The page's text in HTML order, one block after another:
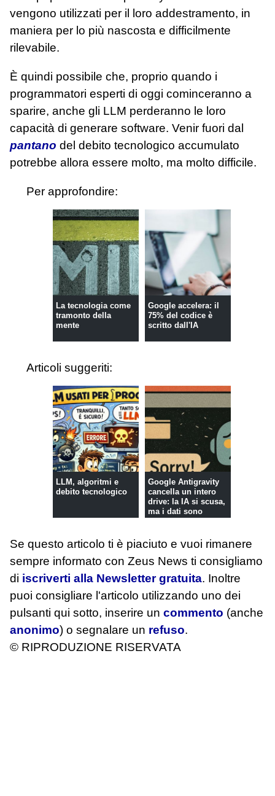
vengono utilizzati per il loro addestramento, in
maniera per lo più nascosta e difficilmente
rilevabile.
È quindi possibile che, proprio quando i
programmatori esperti di oggi cominceranno a
sparire, anche gli LLM perderanno le loro
capacità di generare software. Venir fuori dal
pantano del debito tecnologico accumulato
potrebbe allora essere molto, ma molto difficile.
Per approfondire:
La tecnologia come
tramonto della
mente
Google accelera: il
75% del codice è
scritto dall'IA
Articoli suggeriti:
LLM, algoritmi e
debito tecnologico
Google Antigravity
cancella un intero
drive: la IA si scusa,
ma i dati sono
Se questo articolo ti è piaciuto e vuoi rimanere
sempre informato con Zeus News ti consigliamo
di iscriverti alla Newsletter gratuita. Inoltre
puoi consigliare l'articolo utilizzando uno dei
pulsanti qui sotto, inserire un commento (anche
anonimo) o segnalare un refuso.
© RIPRODUZIONE RISERVATA